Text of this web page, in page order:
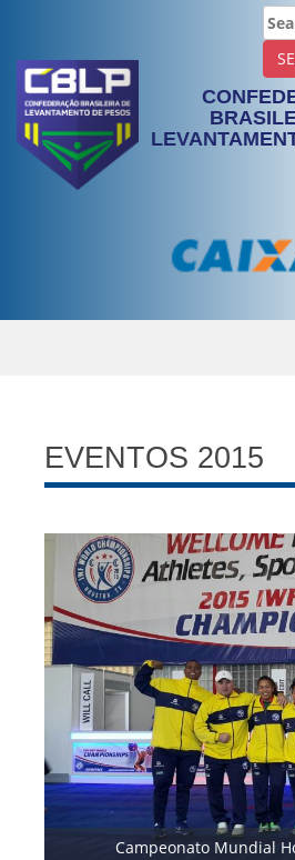
EVENTOS 2015
Campeonato Mundial